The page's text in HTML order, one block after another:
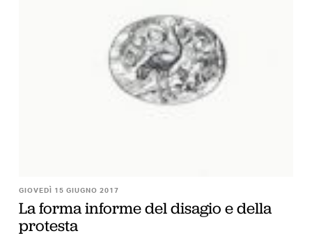
GIOVEDÌ 15 GIUGNO 2017
La forma informe del disagio e della
protesta